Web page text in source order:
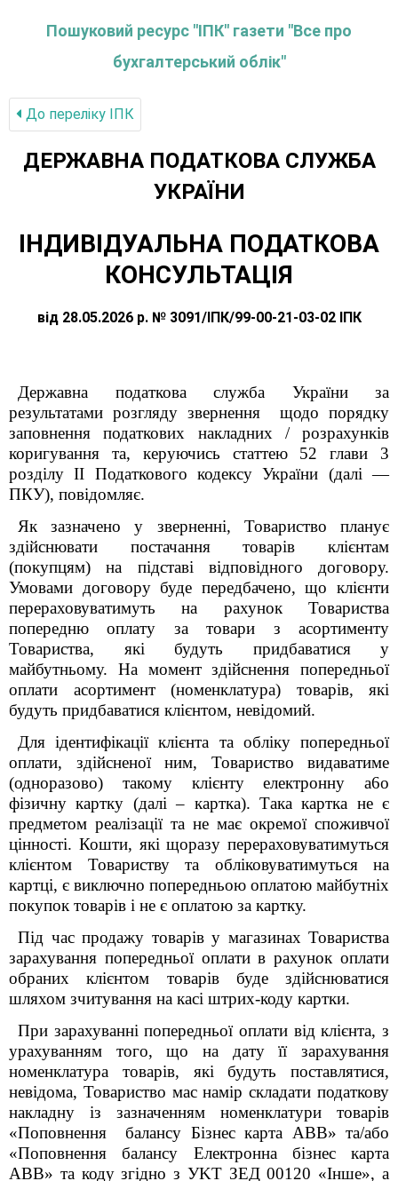
Пошуковий ресурс "ІПК" газети "Все про
бухгалтерський облік"
До переліку IПК
ДЕРЖАВНА ПОДАТКОВА СЛУЖБА
УКРАЇНИ
ІНДИВІДУАЛЬНА ПОДАТКОВА
КОНСУЛЬТАЦІЯ
від 28.05.2026 р. № 3091/ІПК/99-00-21-03-02 ІПК
Державна податкова служба України за
результатами розгляду звернення щодо порядку
заповнення податкових накладних / розрахунків
коригування та, керуючись статтею 52 глави 3
розділу II Податкового кодексу України (далі —
ПКУ), повідомляє.
Як зазначено у зверненні, Товариство планує
здійснювати постачання товарів клієнтам
(покупцям) на підставі відповідного договору.
Умовами договору буде передбачено, що клієнти
перераховуватимуть на рахунок Товариства
попередню оплату за товари з асортименту
Товариства, які будуть придбаватися у
майбутньому. На момент здійснення попередньої
оплати асортимент (номенклатура) товарів, які
будуть придбаватися клієнтом, невідомий.
Для ідентифікації клієнта та обліку попередньої
оплати, здійсненої ним, Товариство видаватиме
(одноразово) такому клієнту електронну a6o
фізичну картку (далі – картка). Така картка не є
предметом реалізації та не має окремої споживчої
цінності. Кошти, які щоразу перераховуватимуться
клієнтом Товариству та обліковуватимуться на
картці, є виключно попередньою оплатою майбутніх
покупок товарів i не є оплатою за картку.
Під час продажу товарів у магазинах Товариства
зарахування попередньої оплати в рахунок оплати
обраних клієнтом товарів буде здійснюватися
шляхом зчитування на касі штрих-коду картки.
При зарахуванні попередньої оплати від клієнта, з
урахуванням того, що на дату її зарахування
номенклатура товарів, які будуть поставлятися,
невідома, Товариство мас намір складати податкову
накладну із зазначенням номенклатури товарів
«Поповнення балансу Бізнес карта ABB» та/або
«Поповнення балансу Електронна бізнес карта
ABB» та коду згідно з УKT ЗЕД 00120 «Інше», а